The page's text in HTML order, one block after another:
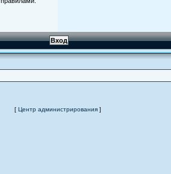
[ Центр администрирования ]